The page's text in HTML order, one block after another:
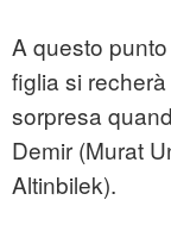
A questo
figlia si
sorpresa
Demir (Murat
Altinbilek).